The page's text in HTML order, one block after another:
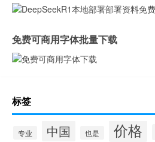
免费可商用字体批量下载
标签
专业 中国 也是 价格